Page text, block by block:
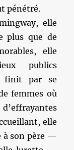
pénétré.
elle
plus que de
elle
publics
finit par se
femmes où
elle
à son père —